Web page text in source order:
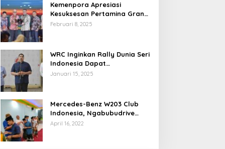
Kemenpora Apresiasi
Kesuksesan Pertamina Grand
Prix of Indonesia 2024
Februari 8, 2025
WRC Inginkan Rally Dunia Seri
Indonesia Dapat
Terselenggara 2026
Januari 15, 2025
Mercedes-Benz W203 Club
Indonesia, Ngabubudrive
Ramadhan 2022
April 16, 2022